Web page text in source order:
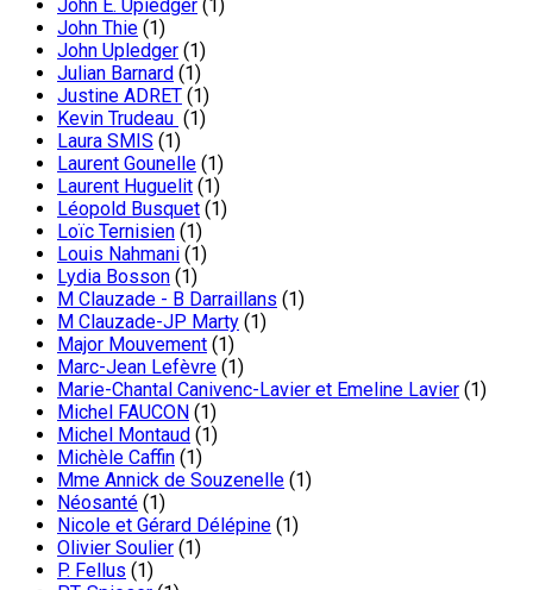
John E. Upiedger (1)
John Thie (1)
John Upledger (1)
Julian Barnard (1)
Justine ADRET (1)
Kevin Trudeau (1)
Laura SMIS (1)
Laurent Gounelle (1)
Laurent Huguelit (1)
Léopold Busquet (1)
Loïc Ternisien (1)
Louis Nahmani (1)
Lydia Bosson (1)
M Clauzade - B Darraillans (1)
M Clauzade-JP Marty (1)
Major Mouvement (1)
Marc-Jean Lefèvre (1)
Marie-Chantal Canivenc-Lavier et Emeline Lavier (1)
Michel FAUCON (1)
Michel Montaud (1)
Michèle Caffin (1)
Mme Annick de Souzenelle (1)
Néosanté (1)
Nicole et Gérard Délépine (1)
Olivier Soulier (1)
P. Fellus (1)